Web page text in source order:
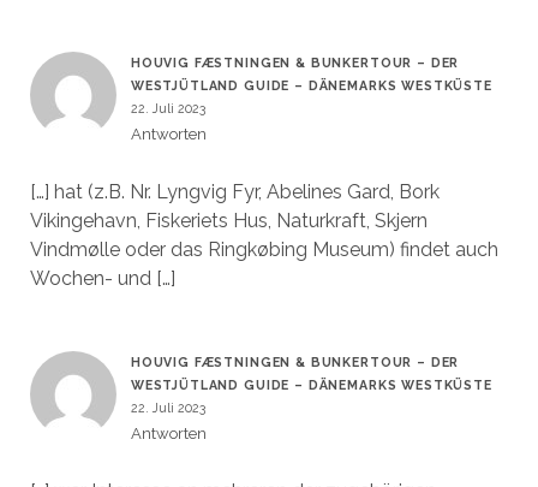
HOUVIG FÆSTNINGEN & BUNKERTOUR – DER
WESTJÜTLAND GUIDE – DÄNEMARKS WESTKÜSTE
22. Juli 2023
Antworten
[…] hat (z.B. Nr. Lyngvig Fyr, Abelines Gard, Bork
Vikingehavn, Fiskeriets Hus, Naturkraft, Skjern
Vindmølle oder das Ringkøbing Museum) findet auch
Wochen- und […]
HOUVIG FÆSTNINGEN & BUNKERTOUR – DER
WESTJÜTLAND GUIDE – DÄNEMARKS WESTKÜSTE
22. Juli 2023
Antworten